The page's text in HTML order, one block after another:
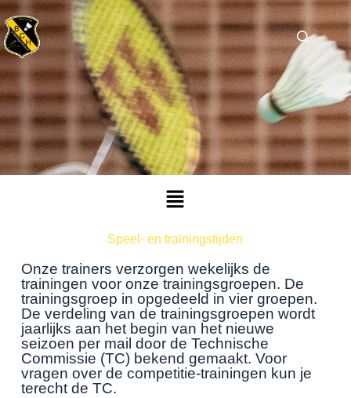
Speel- en trainingstijden
Onze trainers verzorgen wekelijks de
trainingen voor onze trainingsgroepen. De
trainingsgroep in opgedeeld in vier groepen.
De verdeling van de trainingsgroepen wordt
jaarlijks aan het begin van het nieuwe
seizoen per mail door de Technische
Commissie (TC) bekend gemaakt. Voor
vragen over de competitie-trainingen kun je
terecht de TC.